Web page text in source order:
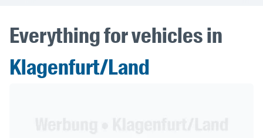
Everything for vehicles in
Klagenfurt/Land